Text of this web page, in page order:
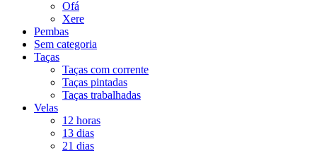
Ofá
Xere
Pembas
Sem categoria
Taças
Taças com corrente
Taças pintadas
Taças trabalhadas
Velas
12 horas
13 dias
21 dias